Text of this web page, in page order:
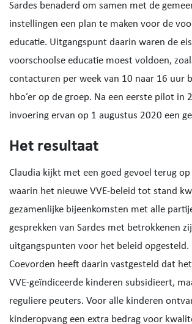
Sardes benaderd om samen met de
instellingen een plan te maken voor de
educatie. Uitgangspunt daarin waren de
voorschoolse educatie moest voldoen,
contacturen per week van 10 naar 16 uur
hbo’er op de groep. Na een eerste pilot in
invoering ervan op 1 augustus 2020 een
Het resultaat
Claudia kijkt met een goed gevoel terug
waarin het nieuwe VVE-beleid tot stand
gezamenlijke bijeenkomsten met alle
gesprekken van Sardes met betrokkenen
uitgangspunten voor het beleid opgesteld.
Coevorden heeft daarin vastgesteld dat
VVE-geïndiceerde kinderen subsidieert,
reguliere peuters. Voor alle kinderen
kinderopvang een extra bedrag voor